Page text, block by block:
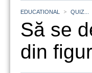
EDUCATIONAL > QUIZ...
Să se
din